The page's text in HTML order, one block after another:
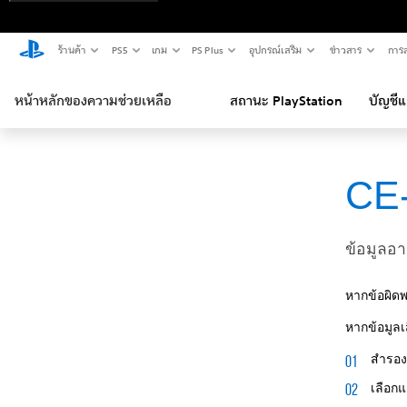
ร้านค้า PS5 เกม PS Plus อุปกรณ์เสริม ข่าวสาร กา
หน้าหลักของความช่วยเหลือ สถานะ PlayStation บัญชีแ
ข้อมูลอา
หากข้อผิด
หากข้อมูล
สำรอ
เลือก